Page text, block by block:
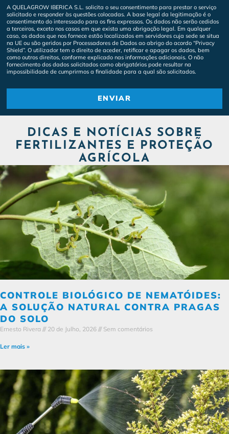
A QUELAGROW IBERICA S.L. solicita o seu consentimento para prestar o serviço
solicitado e responder às questões colocadas. A base legal da legitimação é o
consentimento do interessado para os fins expressos. Os dados não serão cedidos
a terceiros, exceto nos casos em que exista uma obrigação legal. Em qualquer
caso, os dados que nos fornece estão localizados em servidores cuja sede se situa
na UE ou são geridos por Processadores de Dados ao abrigo do acordo “Privacy
Shield”. O utilizador tem o direito de aceder, retificar e apagar os dados, bem
como outros direitos, conforme explicado nas informações adicionais. O não
fornecimento dos dados solicitados como obrigatórios pode resultar na
impossibilidade de cumprirmos a finalidade para a qual são solicitados.
ENVIAR
DICAS E NOTÍCIAS SOBRE
FERTILIZANTES E PROTEÇÃO
AGRÍCOLA
CONTROLE BIOLÓGICO DE NEMATÓIDES:
A SOLUÇÃO NATURAL CONTRA PRAGAS
DO SOLO
Ernesto Rivera 20 de Julho, 2026 Sem comentários
Ler mais »